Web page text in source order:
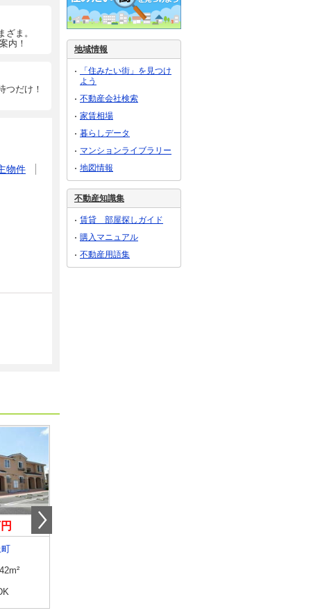
ま。
内！
つだけ！
物件
地域情報
「住みたい街」を見つけ
よう
不動産会社検索
家賃相場
暮らしデータ
マンションライブラリー
地図情報
不動産知識集
賃貸 部屋探しガイド
購入マニュアル
不動産用語集